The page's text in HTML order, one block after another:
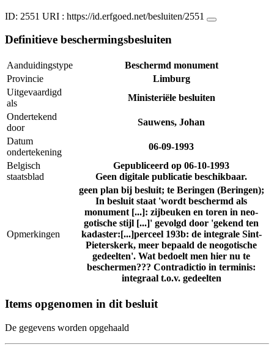
ID: 2551 URI : https://id.erfgoed.net/besluiten/2551
Definitieve beschermingsbesluiten
Aanduidingstype
Beschermd monument
Provincie
Limburg
Uitgevaardigd
als
Ministeriële besluiten
Ondertekend
door
Sauwens, Johan
Datum
ondertekening
06-09-1993
Belgisch
staatsblad
Gepubliceerd op 06-10-1993
Geen digitale publicatie beschikbaar.
Opmerkingen
geen plan bij besluit; te Beringen (Beringen);
In besluit staat 'wordt beschermd als
monument [...]: zijbeuken en toren in neo-
gotische stijl [...]' gevolgd door 'gekend ten
kadaster:[...]perceel 193b: de integrale Sint-
Pieterskerk, meer bepaald de neogotische
gedeelten'. Wat bedoelt men hier nu te
beschermen??? Contradictio in terminis:
integraal t.o.v. gedeelten
Items opgenomen in dit besluit
De gegevens worden opgehaald